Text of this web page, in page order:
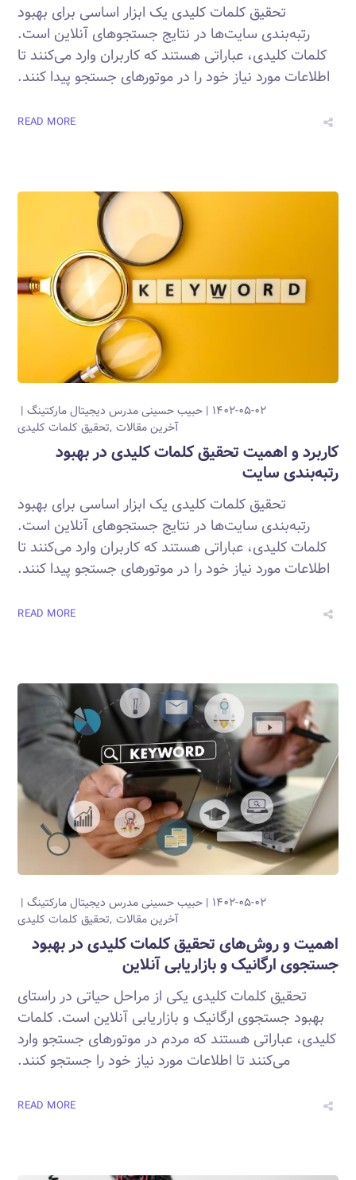
تحقیق کلمات کلیدی یک ابزار اساسی برای بهبود
رتبه‌بندی سایت‌ها در نتایج جستجوهای آنلاین است.
کلمات کلیدی، عباراتی هستند که کاربران وارد می‌کنند تا
اطلاعات مورد نیاز خود را در موتورهای جستجو پیدا کنند.
READ MORE
۱۴۰۲-۰۵-۰۲ حبیب حسینیمدرس دیجیتال مارکتینگ
آخرین مقالات تحقیق کلمات کلیدی
کاربرد و اهمیت تحقیق کلمات کلیدی در بهبود
رتبه‌بندی سایت‌
تحقیق کلمات کلیدی یک ابزار اساسی برای بهبود
رتبه‌بندی سایت‌ها در نتایج جستجوهای آنلاین است.
کلمات کلیدی، عباراتی هستند که کاربران وارد می‌کنند تا
اطلاعات مورد نیاز خود را در موتورهای جستجو پیدا کنند.
READ MORE
۱۴۰۲-۰۵-۰۲ حبیب حسینیمدرس دیجیتال مارکتینگ
آخرین مقالات تحقیق کلمات کلیدی
اهمیت و روش‌های تحقیق کلمات کلیدی در بهبود
جستجوی ارگانیک و بازاریابی آنلاین
تحقیق کلمات کلیدی یکی از مراحل حیاتی در راستای
بهبود جستجوی ارگانیک و بازاریابی آنلاین است. کلمات
کلیدی، عباراتی هستند که مردم در موتورهای جستجو وارد
می‌کنند تا اطلاعات مورد نیاز خود را جستجو کنند.
READ MORE